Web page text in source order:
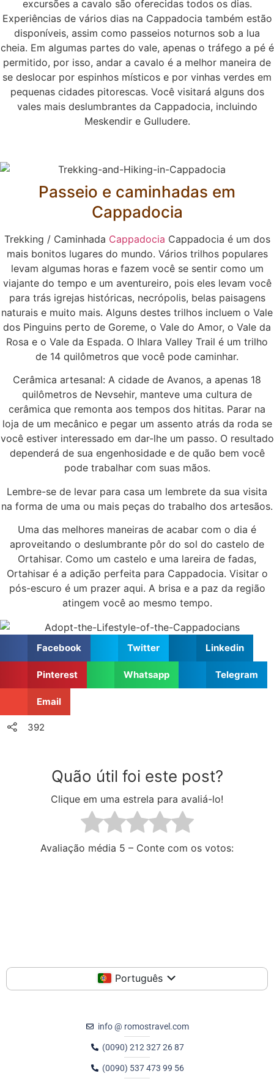
excursões a cavalo são oferecidas todos os dias.
Experiências de vários dias na Cappadocia também estão
disponíveis, assim como passeios noturnos sob a lua
cheia. Em algumas partes do vale, apenas o tráfego a pé é
permitido, por isso, andar a cavalo é a melhor maneira de
se deslocar por espinhos místicos e por vinhas verdes em
pequenas cidades pitorescas. Você visitará alguns dos
vales mais deslumbrantes da Cappadocia, incluindo
Meskendir e Gulludere.
Passeio e caminhadas em
Cappadocia
Trekking / Caminhada Cappadocia Cappadocia é um dos
mais bonitos lugares do mundo. Vários trilhos populares
levam algumas horas e fazem você se sentir como um
viajante do tempo e um aventureiro, pois eles levam você
para trás igrejas históricas, necrópolis, belas paisagens
naturais e muito mais. Alguns destes trilhos incluem o Vale
dos Pinguins perto de Goreme, o Vale do Amor, o Vale da
Rosa e o Vale da Espada. O Ihlara Valley Trail é um trilho
de 14 quilômetros que você pode caminhar.
Cerâmica artesanal: A cidade de Avanos, a apenas 18
quilômetros de Nevsehir, manteve uma cultura de
cerâmica que remonta aos tempos dos hititas. Parar na
loja de um mecânico e pegar um assento atrás da roda se
você estiver interessado em dar-lhe um passo. O resultado
dependerá de sua engenhosidade e de quão bem você
pode trabalhar com suas mãos.
Lembre-se de levar para casa um lembrete da sua visita
na forma de uma ou mais peças do trabalho dos artesãos.
Uma das melhores maneiras de acabar com o dia é
aproveitando o deslumbrante pôr do sol do castelo de
Ortahisar. Como um castelo e uma lareira de fadas,
Ortahisar é a adição perfeita para Cappadocia. Visitar o
pós-escuro é um prazer aqui. A brisa e a paz da região
atingem você ao mesmo tempo.
Facebook Twitter Linkedin
Pinterest Whatsapp Telegram
Email
392
Quão útil foi este post?
Clique em uma estrela para avaliá-lo!
Avaliação média 5 – Conte com os votos:
Português
info @ romostravel.com
(0090) 212 327 26 87
(0090) 537 473 99 56